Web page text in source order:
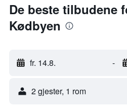
De beste tilbudene
Kødbyen
fr. 14.8. -
2 gjester, 1 rom